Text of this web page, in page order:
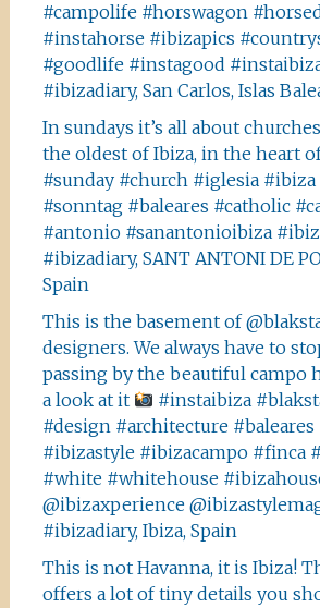
#campolife #horswagon
#instahorse #ibizapics
#goodlife #instagood
#ibizadiary, San Carlos, Islas
In sundays it’s all about
the oldest of Ibiza, in the heart
#sunday #church #iglesia #ibiza
#sonntag #baleares #catholic
#antonio #sanantonioibiza
#ibizadiary, SANT ANTONI DE
Spain
This is the basement of
designers. We always have to
passing by the beautiful campo
a look at it
#instaibiza
#design #architecture #baleares
#ibizastyle #ibizacampo #finca
#white #whitehouse
@ibizaxperience
#ibizadiary, Ibiza, Spain
This is not Havanna, it is Ibiza!
offers a lot of tiny details you